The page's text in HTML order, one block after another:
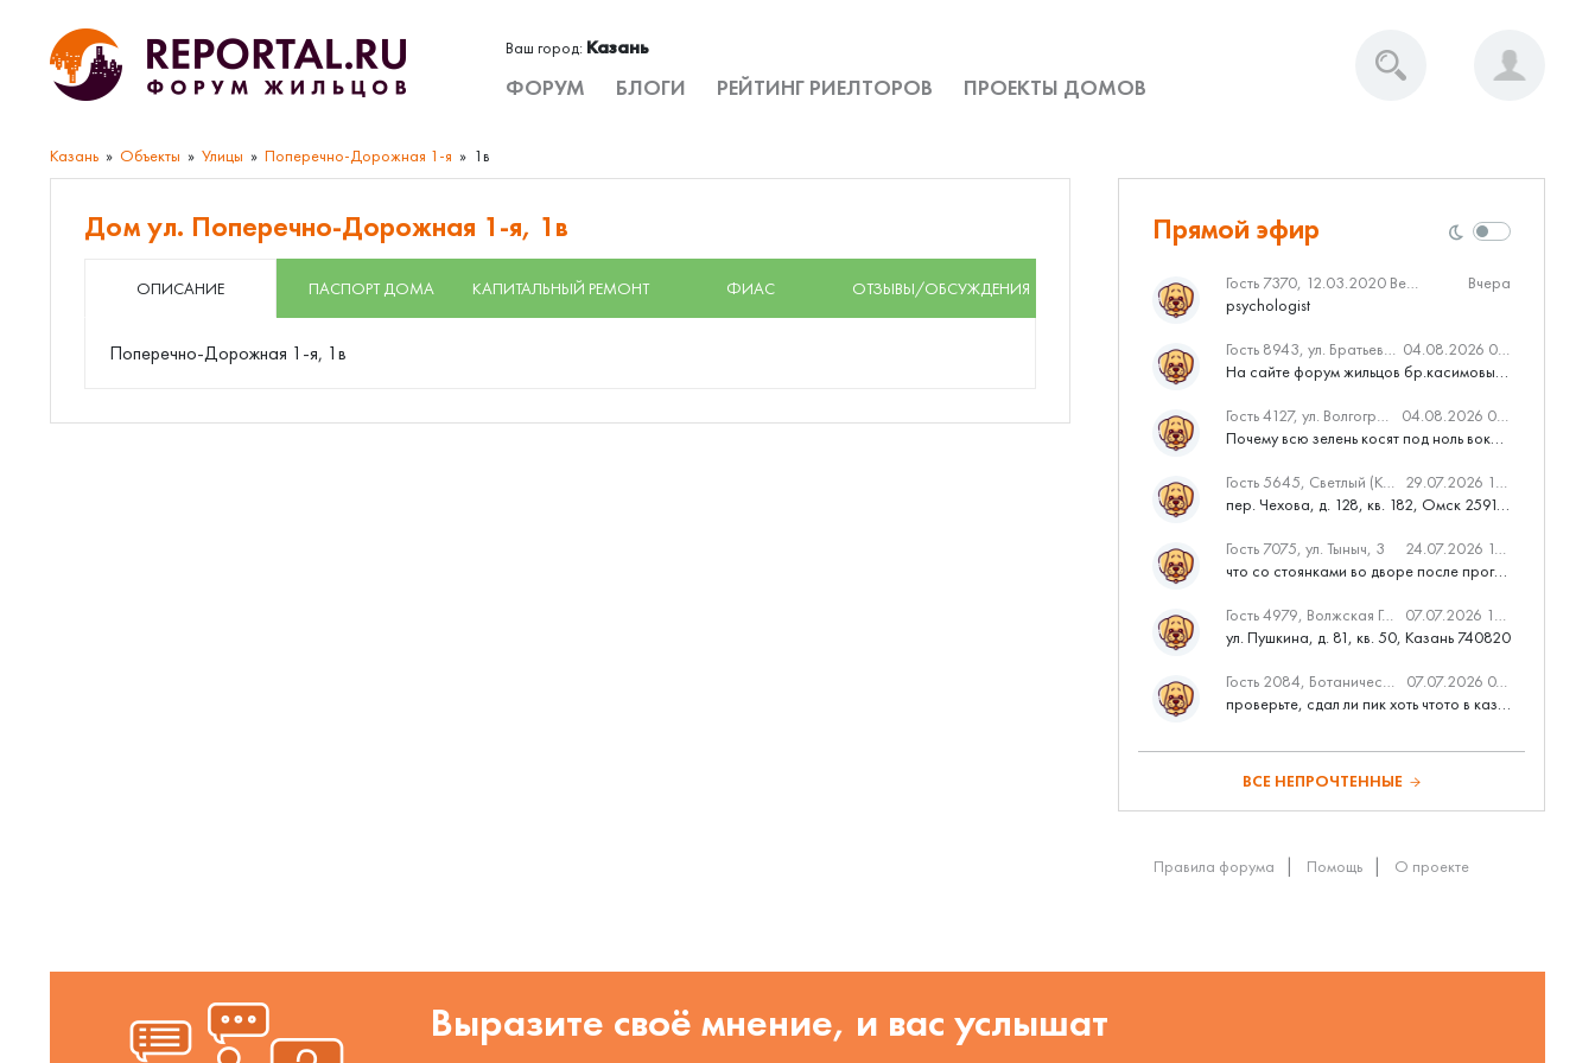
Ваш город: Казань
ФОРУМ БЛОГИ РЕЙТИНГ РИЕЛТОРОВ ПРОЕКТЫ ДОМОВ
Казань Объекты Улицы Поперечно-Дорожная 1-я 1в
Дом ул. Поперечно-Дорожная 1-я, 1в
ОПИСАНИЕ ПАСПОРТ ДОМА КАПИТАЛЬНЫЙ РЕМОНТ ФИАС ОТЗЫВЫ/ОБСУЖДЕНИЯ
Поперечно-Дорожная 1-я, 1в
Прямой эфир
Гость 7370, 12.03.2020 Вебинар от Нмаркет.ПРО: «Актуальное об ипотеке: что нужно знать»
Вчера
psychologist
Гость 8943, ул. Братьев Касимовых, 62 04.08.2026 08:34
На сайте форум жильцов бр.касимовых 62у дома растут красивые...
Гость 4127, ул. Волгоградская, 41 04.08.2026 04:46
Почему всю зелень косят под ноль вокруг дома,в полисадниках....
Гость 5645, Светлый (Куюки) 29.07.2026 10:31
пер. Чехова, д. 128, кв. 182, Омск 259145
Гость 7075, ул. Тыныч, 3 24.07.2026 14:01
что со стоянками во дворе после программы наш двор
Гость 4979, Волжская Гавань
07.07.2026 10:53
ул. Пушкина, д. 81, кв. 50, Казань 740820
Гость 2084, Ботаническая 3 (ПИК, бизнес-класс) 07.07.2026 07:28
проверьте, сдал ли пик хоть чтото в казани вовремя?
ВСЕ НЕПРОЧТЕННЫЕ
Правила форума Помощь О проекте
Выразите своё мнение, и вас услышат